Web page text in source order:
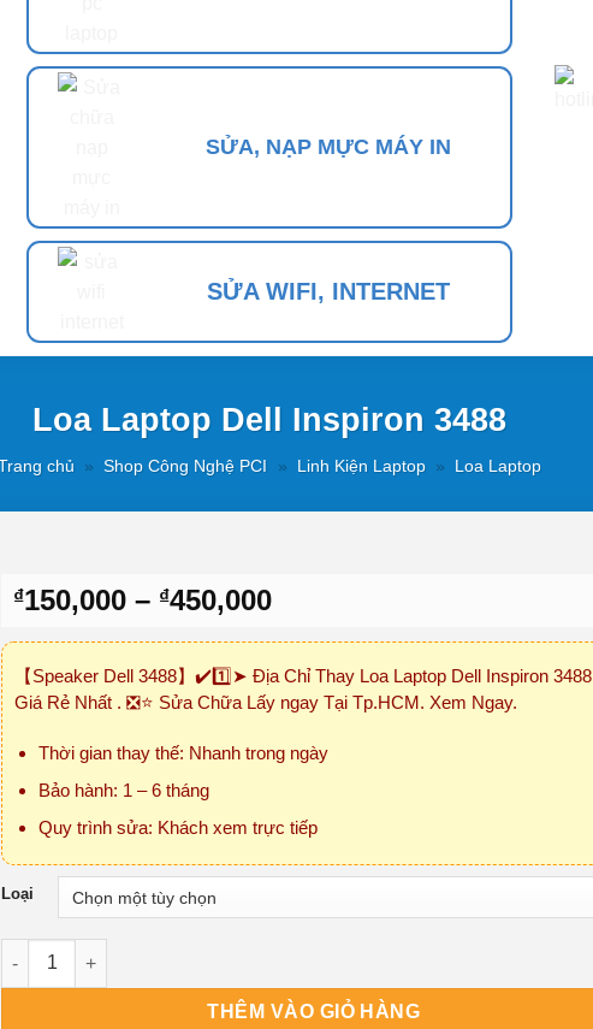
SỬA, NẠP MỰC MÁY IN
SỬA WIFI, INTERNET
Loa Laptop Dell Inspiron 3488
chủ » Shop Công Nghệ PCI » Linh Kiện Laptop » Loa Laptop
₫150,000 – ₫450,000Khoảng
₫150,000
đến
₫450,000
【Speaker Dell 3488】✔️1️⃣➤ Địa Chỉ Thay Loa Laptop Dell Inspiron 3488
Giá Rẻ Nhất . ❎⭐ Sửa Chữa Lấy ngay Tại Tp.HCM. Xem Ngay.
Thời gian thay thế: Nhanh trong ngày
Bảo hành: 1 – 6 tháng
Quy trình sửa: Khách xem trực tiếp
Loại
Loa Laptop Dell Inspiron 3488 số lượng
THÊM VÀO GIỎ HÀNG